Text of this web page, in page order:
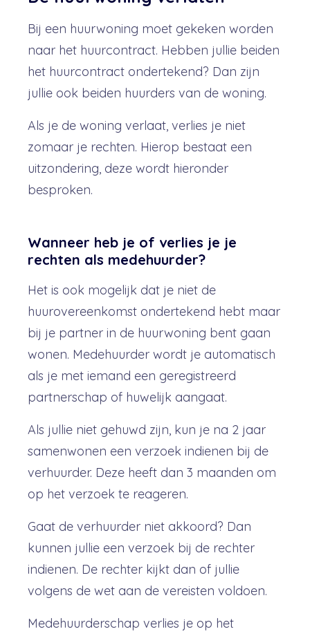
Bij een huurwoning moet gekeken worden
naar het huurcontract. Hebben jullie beiden
het huurcontract ondertekend? Dan zijn
jullie ook beiden huurders van de woning.
Als je de woning verlaat, verlies je niet
zomaar je rechten. Hierop bestaat een
uitzondering, deze wordt hieronder
besproken.
Wanneer heb je of verlies je je
rechten als medehuurder?
Het is ook mogelijk dat je niet de
huurovereenkomst ondertekend hebt maar
bij je partner in de huurwoning bent gaan
wonen. Medehuurder wordt je automatisch
als je met iemand een geregistreerd
partnerschap of huwelijk aangaat.
Als jullie niet gehuwd zijn, kun je na 2 jaar
samenwonen een verzoek indienen bij de
verhuurder. Deze heeft dan 3 maanden om
op het verzoek te reageren.
Gaat de verhuurder niet akkoord? Dan
kunnen jullie een verzoek bij de rechter
indienen. De rechter kijkt dan of jullie
volgens de wet aan de vereisten voldoen.
Medehuurderschap verlies je op het